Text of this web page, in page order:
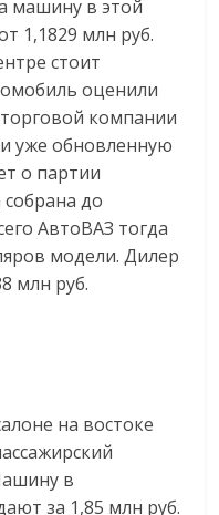
машину в этой
1,1829 млн руб.
стоит
оценили
компании
уже обновленную
о партии
до
АвтоВАЗ тогда
модели. Дилер
млн руб.
на востоке
в
за 1,85 млн руб.